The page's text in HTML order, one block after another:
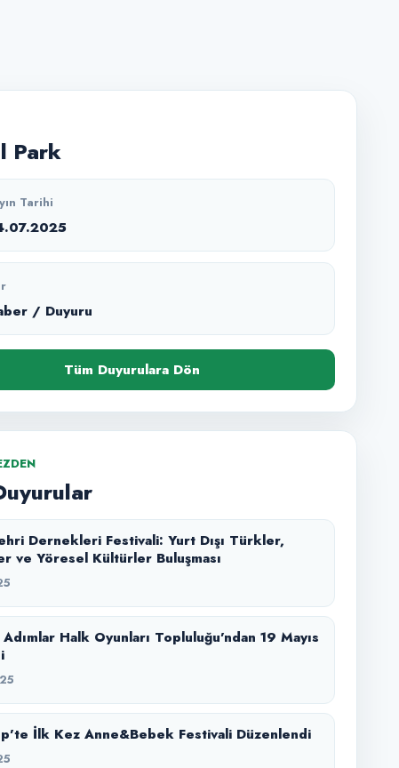
Park
Tarihi
/ Duyuru
Tüm Duyurulara Dön
Dernekleri Festivali: Yurt Dışı Türkler,
ve Yöresel Kültürler Buluşması
Halk Oyunları Topluluğu’ndan 19 Mayıs
İlk Kez Anne&Bebek Festivali Düzenlendi